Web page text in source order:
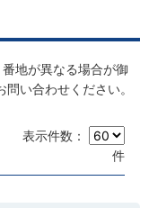
地が異なる場合が御
い合わせください。
表示件数：
件